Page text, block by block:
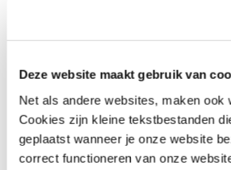
Deze website maakt gebruik van
Net als andere websites, maken ook
Cookies zijn kleine tekstbestanden
geplaatst wanneer je onze website
correct functioneren van onze